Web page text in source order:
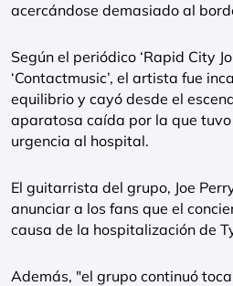
acercándose demasiado al
Según el periódico ‘Rapid City
‘Contactmusic’, el artista fue
equilibrio y cayó desde el
aparatosa caída por la que
urgencia al hospital.
El guitarrista del grupo, Joe
anunciar a los fans que el
causa de la hospitalización de
Además, "el grupo continuó